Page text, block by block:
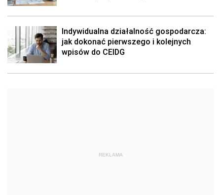
Indywidualna działalność gospodarcza:
jak dokonać pierwszego i kolejnych
wpisów do CEIDG
REKLAMA